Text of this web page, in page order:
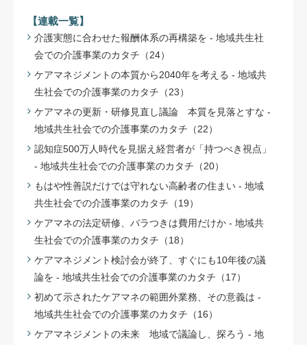
【連載一覧】
介護実態に合わせた報酬体系の再構築を - 地域共生社
会での介護事業のカタチ（24）
ケアマネジメントの本質から2040年を考える - 地域共
生社会での介護事業のカタチ（23）
ケアマネの更新・研修見直し議論 本質を見落とすな -
地域共生社会での介護事業のカタチ（22）
認知症500万人時代を見据え経営者が「持つべき視点」
- 地域共生社会での介護事業のカタチ（20）
もはや性善説だけでは守れない高齢者の住まい - 地域
共生社会での介護事業のカタチ（19）
ケアマネの法定研修、バラつきは費用だけか - 地域共
生社会での介護事業のカタチ（18）
ケアマネジメント検討会が終了、すぐにも10年後の議
論を - 地域共生社会での介護事業のカタチ（17）
初めて示されたケアマネの範囲外業務、その意義は -
地域共生社会での介護事業のカタチ（16）
ケアマネジメントの未来 地域で議論し、探ろう - 地